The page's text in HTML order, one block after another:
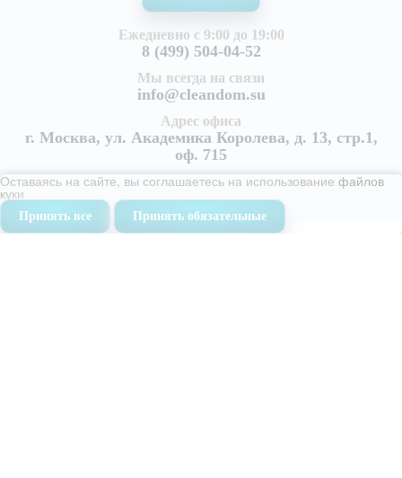
Ежедневно с 9:00 до 19:00
8 (499) 504-04-52
Мы всегда на связи
info@cleandom.su
Адрес офиса
г. Москва, ул. Академика Королева, д. 13, стр.1,
оф. 715
Оставаясь на сайте, вы соглашаетесь на использование файлов
куки
Принять все Принять обязательные